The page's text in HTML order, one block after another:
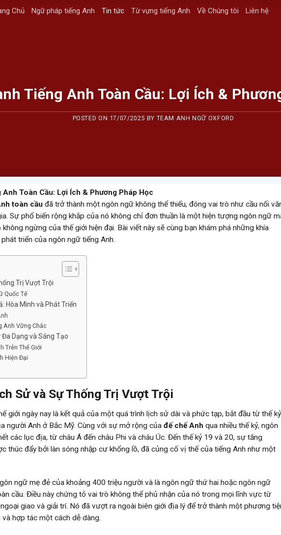
Chủ Ngữ pháp tiếng Anh Tin tức Từ vựng tiếng Anh Về Chúng tôi Liên hệ
Tiếng Anh Toàn Cầu: Lợi Ích &
POSTED ON 17/07/2025 BY TEAM ANH NGỮ OXFORD
Toàn Cầu: Lợi Ích & Phương Pháp Học
toàn cầu đã trở thành một ngôn ngữ không thể thiếu, đóng vai trò như cầu nối
Sự phổ biến rộng khắp của nó không chỉ đơn thuần là một hiện tượng ngôn ngữ
ngừng của thế giới hiện đại. Bài viết này sẽ cùng bạn khám phá những khía
triển của ngôn ngữ tiếng Anh.
Trị Vượt Trội
Quốc Tế
Hòa Mình và Phát Triển
Anh Vững Chắc
Dạng và Sáng Tạo
Trên Thế Giới
Hiện Đại
Sử và Sự Thống Trị Vượt Trội
giới ngày nay là kết quả của một quá trình lịch sử dài và phức tạp, bắt đầu từ thế kỷ
người Anh ở Bắc Mỹ. Cùng với sự mở rộng của đế chế Anh qua nhiều thế kỷ, ngôn
các lục địa, từ châu Á đến châu Phi và châu Úc. Đến thế kỷ 19 và 20, sự tăng
thúc đẩy bởi làn sóng nhập cư khổng lồ, đã củng cố vị thế của tiếng Anh như một
ngữ mẹ đẻ của khoảng 400 triệu người và là ngôn ngữ thứ hai hoặc ngôn ngữ
cầu. Điều này chứng tỏ vai trò không thể phủ nhận của nó trong mọi lĩnh vực từ
giao và giải trí. Nó đã vượt ra ngoài biên giới địa lý để trở thành một phương
hợp tác một cách dễ dàng.